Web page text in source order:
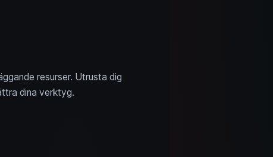
resurser. Utrusta dig
dina verktyg.